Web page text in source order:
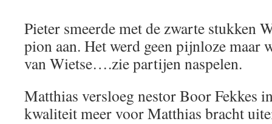
Pieter smeerde met de zwarte stukken
pion aan. Het werd geen pijnloze maar
van Wietse….zie partijen naspelen.
Matthias versloeg nestor Boor Fekkes
kwaliteit meer voor Matthias bracht